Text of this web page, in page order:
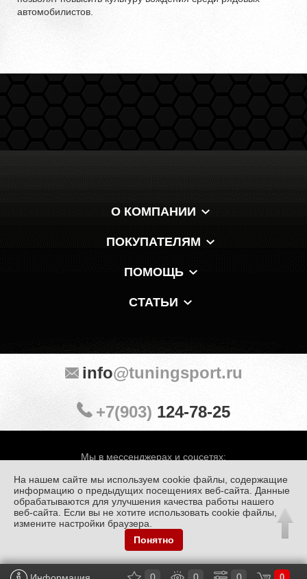
автомобилистов.
О КОМПАНИИ
ПОКУПАТЕЛЯМ
ПОМОЩЬ
СТАТЬИ
Мы в мессенджерах и соцсетях:
info@tuningsport.ru
+7(903) 124-78-25
© «Тюнинг Спорт» 1998 — 2026
Политика конфиденциальности
Обработка персональных данных
На нашем сайте мы используем cookie файлы, содержащие
информацию о предыдущих посещениях веб-сайта. Данные
обрабатываются для улучшения качества работы нашего
веб-сайта. Если вы не хотите использовать cookie файлы,
измените настройки браузера.
Понятно